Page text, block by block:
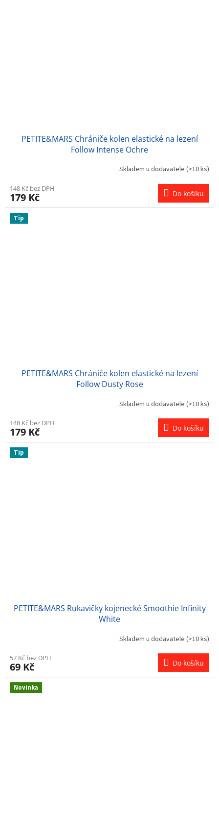
PETITE&MARS Chrániče kolen elastické na lezení
Follow Intense Ochre
Skladem u dodavatele (>10 ks)
148 Kč bez DPH
179 Kč Do košíku
Tip
PETITE&MARS Chrániče kolen elastické na lezení
Follow Dusty Rose
Skladem u dodavatele (>10 ks)
148 Kč bez DPH
179 Kč Do košíku
Tip
PETITE&MARS Rukavičky kojenecké Smoothie Infinity
White
Skladem u dodavatele (>10 ks)
57 Kč bez DPH
69 Kč Do košíku
Novinka